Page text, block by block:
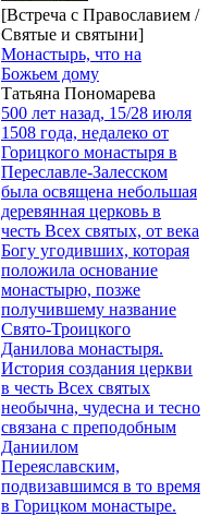
[Встреча с Православием /
Святые и святыни]
Монастырь, что на
Божьем дому
Татьяна Пономарева
500 лет назад, 15/28 июля
1508 года, недалеко от
Горицкого монастыря в
Переславле-Залесском
была освящена небольшая
деревянная церковь в
честь Всех святых, от века
Богу угодивших, которая
положила основание
монастырю, позже
получившему название
Свято-Троицкого
Данилова монастыря.
История создания церкви
в честь Всех святых
необычна, чудесна и тесно
связана с преподобным
Даниилом
Переяславским,
подвизавшимся в то время
в Горицком монастыре.